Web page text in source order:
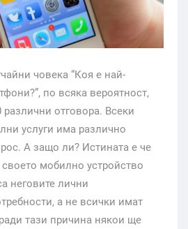
човека “Коя е най-
по всяка вероятност,
отговора. Всеки
услуги има различно
А защо ли? Истината е че
мобилно устройство
неговите лични
а не всички имат
тази причина някои ще